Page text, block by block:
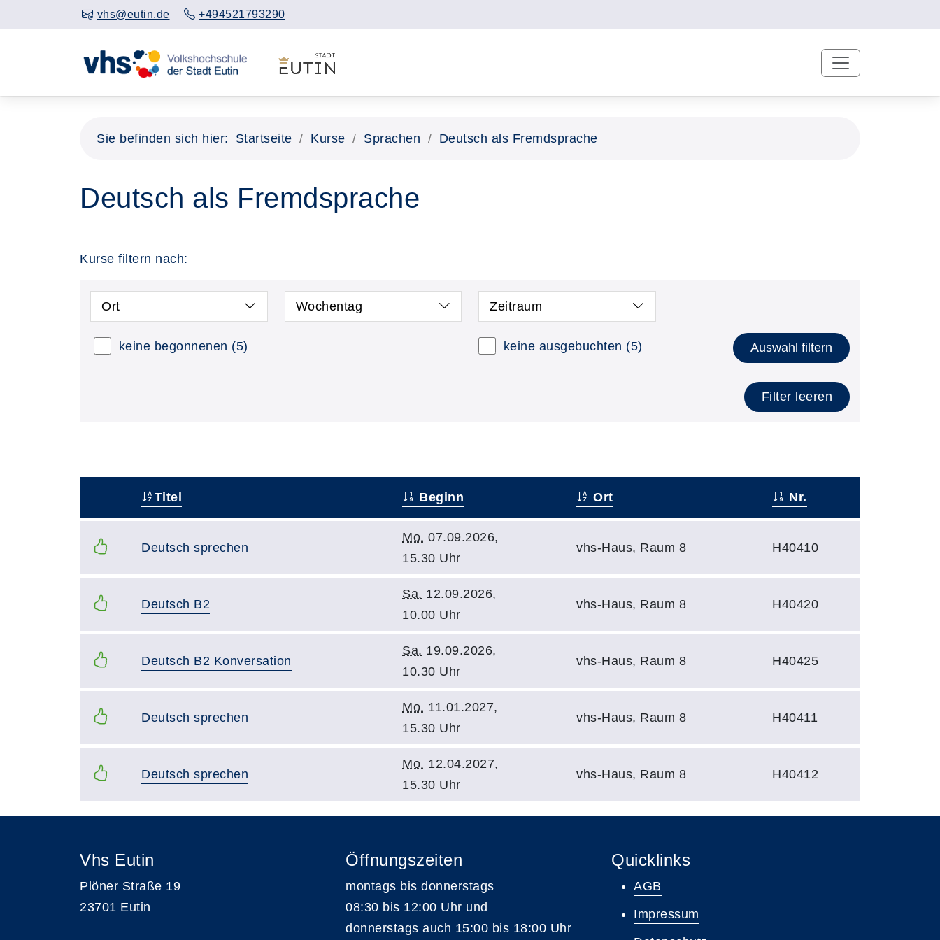
vhs@eutin.de +494521793290
Sie befinden sich hier: Startseite Kurse Sprachen Deutsch als Fremdsprache
Deutsch als Fremdsprache
Kurse filtern nach:
Ort Wochentag Zeitraum
keine begonnenen (5) keine ausgebuchten (5) Auswahl filtern
Filter leeren
Titel Beginn Ort Nr.
Deutsch sprechen
Mo. 07.09.2026,
15.30 Uhr
vhs-Haus, Raum 8 H40410
Deutsch B2
Sa. 12.09.2026,
10.00 Uhr
vhs-Haus, Raum 8 H40420
Deutsch B2 Konversation
Sa. 19.09.2026,
10.30 Uhr
vhs-Haus, Raum 8 H40425
Deutsch sprechen
Mo. 11.01.2027,
15.30 Uhr
vhs-Haus, Raum 8 H40411
Deutsch sprechen
Mo. 12.04.2027,
15.30 Uhr
vhs-Haus, Raum 8 H40412
Vhs Eutin
Plöner Straße 19
23701 Eutin
Öffnungszeiten
montags bis donnerstags
08:30 bis 12:00 Uhr und
donnerstags auch 15:00 bis 18:00 Uhr
Quicklinks
AGB
Impressum